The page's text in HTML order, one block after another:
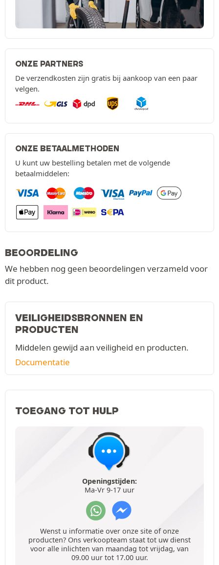
ONZE PARTNERS
De verzendkosten zijn gratis bij aankoop van een paar
velgen.
ONZE BETAALMETHODEN
U kunt uw bestelling betalen met de volgende
betaalmiddelen:
BEOORDELING
We hebben nog geen beoordelingen verzameld voor
dit product.
VEILIGHEIDSBRONNEN EN
PRODUCTEN
Middelen gewijd aan veiligheid en producten.
Documentatie
TOEGANG TOT HULP
Openingstijden:
Ma-Vr 9-17 uur
Wenst u informatie over onze site of onze
producten? Ons verkoopteam staat tot uw dienst
voor alle inlichten van maandag tot vrijdag, van
09.00 uur tot 17.00 uur.